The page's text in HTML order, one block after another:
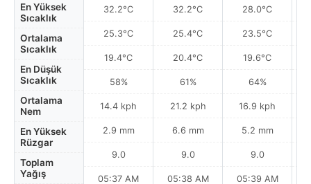
En Yüksek
Sıcaklık
Ortalama
Sıcaklık
En Düşük
Sıcaklık
Ortalama
Nem
En Yüksek
Rüzgar
Toplam
Yağış
32.2°C
25.3°C
19.4°C
58%
14.4 kph
2.9 mm
9.0
05:37 AM
32.2°C
25.4°C
20.4°C
61%
21.2 kph
6.6 mm
9.0
05:38 AM
28.0°C
23.5°C
19.6°C
64%
16.9 kph
5.2 mm
9.0
05:39 AM